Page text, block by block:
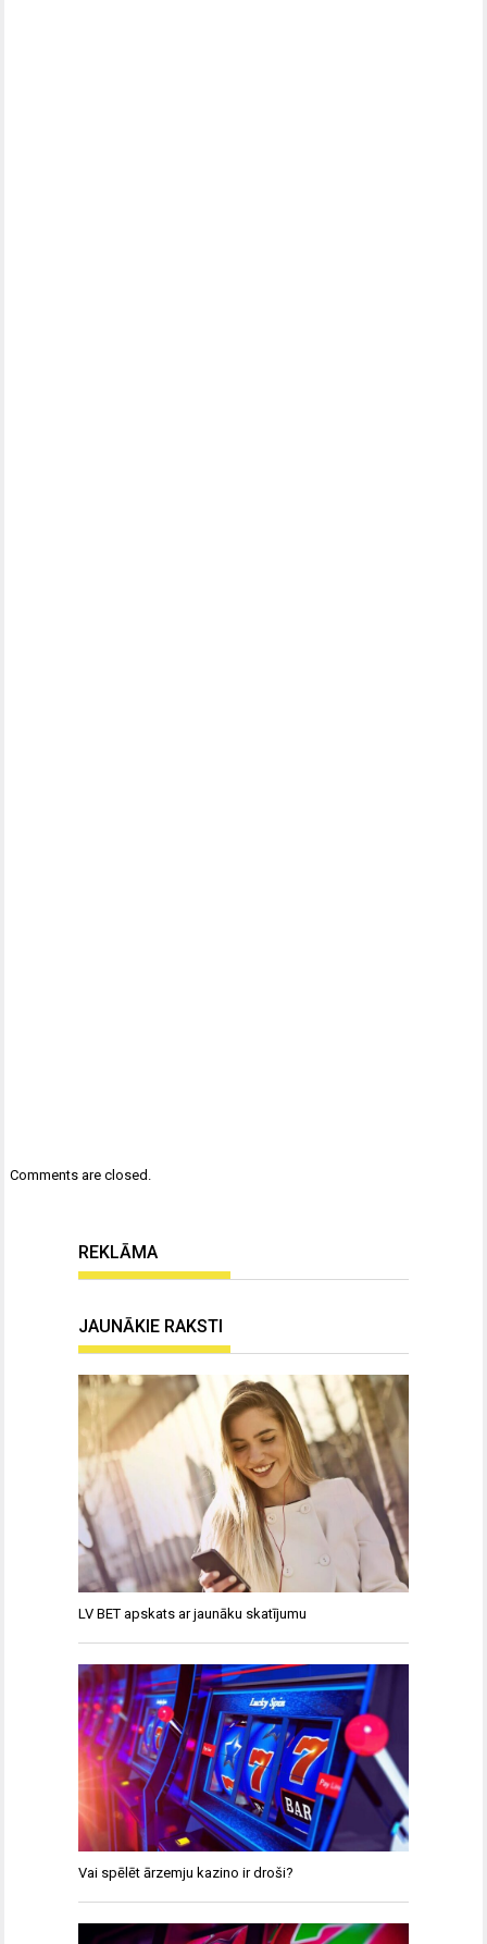
Comments are closed.
REKLĀMA
JAUNĀKIE RAKSTI
LV BET apskats ar jaunāku skatījumu
Vai spēlēt ārzemju kazino ir droši?